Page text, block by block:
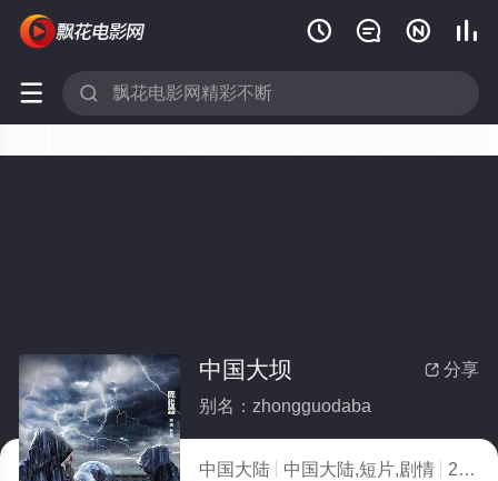
   
 
 分享
中国大坝
别名：zhongguodaba
中国大陆 中国大陆,短片,剧情
2023